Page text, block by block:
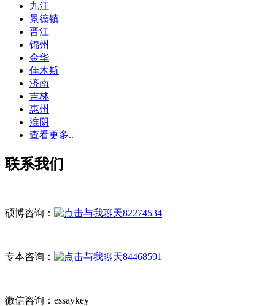
九江
景德镇
晋江
锦州
金华
佳木斯
济南
吉林
惠州
淮阴
查看更多..
联系我们
硕博咨询： 82274534
专本咨询： 84468591
微信咨询：essaykey